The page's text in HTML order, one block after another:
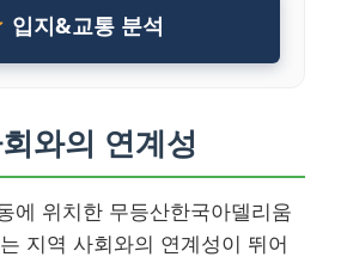
입지&교통 분석
와의 연계성
에 위치한 무등산한국아델리움
지역 사회와의 연계성이 뛰어